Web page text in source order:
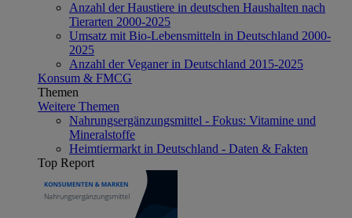
Anzahl der Haustiere in deutschen Haushalten nach
Tierarten 2000-2025
Umsatz mit Bio-Lebensmitteln in Deutschland 2000-
2025
Anzahl der Veganer in Deutschland 2015-2025
Konsum & FMCG
Themen
Weitere Themen
Nahrungsergänzungsmittel - Fokus: Vitamine und
Mineralstoffe
Heimtiermarkt in Deutschland - Daten & Fakten
Top Report